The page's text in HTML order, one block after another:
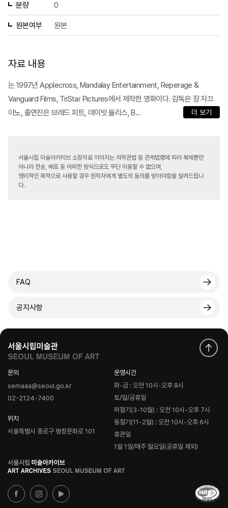
분량 0
원본여부 원본
자료 내용
는 1997년 Applecross, Mandalay Entertainment, Reperage &
Vanguard Films, TriStar Pictures에서 제작한 영화이다. 감독은 장 자끄
아노, 출연진은 브래드 피트, 데이빗 듈리스, B...
더 보기
서울시립 미술아카이브 소장자료 이미지는 저작권법 등 관계법령에 따라 복제뿐만
아니라 전송, 배포 등 어떠한 방식으로도 무단 이용할 수 없으며,
영리적인 목적으로 사용할 경우 원작자에게 별도의 동의를 받아야함을 알려드립니
다.
FAQ
공지사항
문의
semaaa@seoul.go.kr
02-2124-7400
위치
서울특별시 종로구 평창문화로 101
운영시간
화-금 : 오전 10시-오후 8시
토/일/공휴일
하절기(3-10월) : 오전 10시-오후 7시
동절기(11-2월) : 오전 10시-오후 6시
휴관일
1월 1일/매주 월요일(공휴일 제외)
로
고